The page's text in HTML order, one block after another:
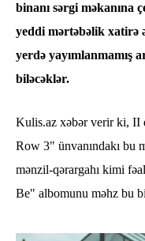
binanı sərgi məkanına
yeddi mərtəbəlik xatirə
yerdə yayımlanmamış
biləcəklər.
Kulis.az xəbər verir ki, II
Row 3" ünvanındakı bu
mənzil-qərargahı kimi
Be" albomunu məhz bu